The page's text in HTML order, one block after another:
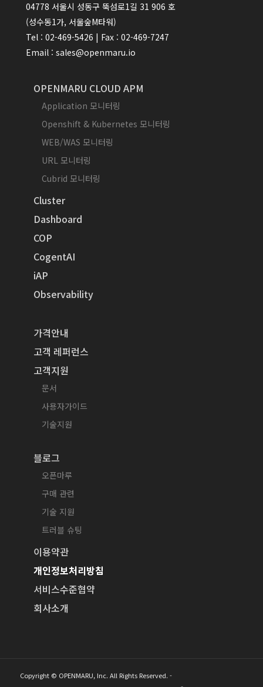
04778 서울시 성동구 뚝섬로1길 31 906 호
(성수동1가, 서울숲M타워)
Tel : 02-469-5426 | Fax : 02-469-7247
Email : sales@openmaru.io
OPENMARU CLOUD APM
Application 모니터링
Openshift & Kubernetes 모니터링
WEB/WAS 모니터링
URL 모니터링
Cubrid 모니터링
Cluster
Dashboard
COP
CogentAI
iAP
Observability
가격안내
고객 레퍼런스
고객지원
문서
사용자가이드
기술지원
블로그
오픈마루
구매 관련
기술 지원
트러블 슈팅
이용약관
개인정보처리방침
서비스수준협약
회사소개
Copyright © OPENMARU, Inc. All Rights Reserved. -